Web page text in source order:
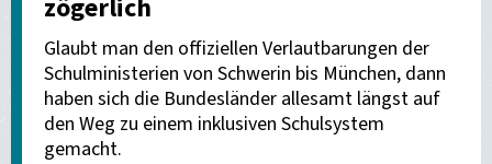
zögerlich
Glaubt man den offiziellen Verlautbarungen der
Schulministerien von Schwerin bis München, dann
haben sich die Bundesländer allesamt längst auf
den Weg zu einem inklusiven Schulsystem
gemacht.